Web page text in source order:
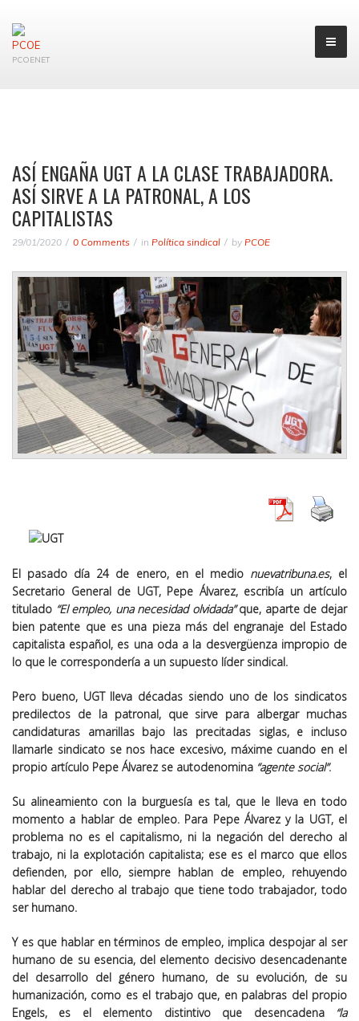
PCOENET
ASÍ ENGAÑA UGT A LA CLASE TRABAJADORA.
ASÍ SIRVE A LA PATRONAL, A LOS
CAPITALISTAS
29/01/2020 0 Comments in Política sindical by PCOE
El pasado día 24 de enero, en el medio nuevatribuna.es, el
Secretario General de UGT, Pepe Álvarez, escribía un artículo
titulado “El empleo, una necesidad olvidada”que, aparte de dejar
bien patente que es una pieza más del engranaje del Estado
capitalista español, es una oda a la desvergüenza impropio de
lo que le correspondería a un supuesto líder sindical.
Pero bueno, UGT lleva décadas siendo uno de los sindicatos
predilectos de la patronal, que sirve para albergar muchas
candidaturas amarillas bajo las precitadas siglas, e incluso
llamarle sindicato se nos hace excesivo, máxime cuando en el
propio artículo Pepe Álvarez se autodenomina “agente social”.
Su alineamiento con la burguesía es tal, que le lleva en todo
momento a hablar de empleo. Para Pepe Álvarez y la UGT, el
problema no es el capitalismo, ni la negación del derecho al
trabajo, ni la explotación capitalista; ese es el marco que ellos
defienden, por ello, siempre hablan de empleo, rehuyendo
hablar del derecho al trabajo que tiene todo trabajador, todo
ser humano.
Y es que hablar en términos de empleo, implica despojar al ser
humano de su esencia, del elemento decisivo desencadenante
del desarrollo del género humano, de su evolución, de su
humanización, como es el trabajo que, en palabras del propio
Engels, es el elemento distintivo que desencadena
“la